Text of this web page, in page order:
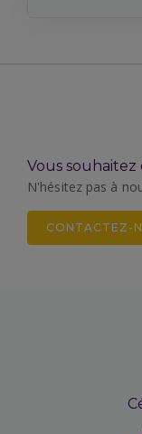
Vous souhaitez
N'hésitez pas à
CONTACTEZ-